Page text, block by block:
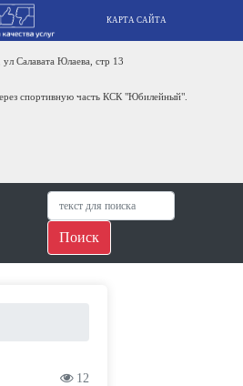
"Юбилейный".
САЙТА
Поиск
12